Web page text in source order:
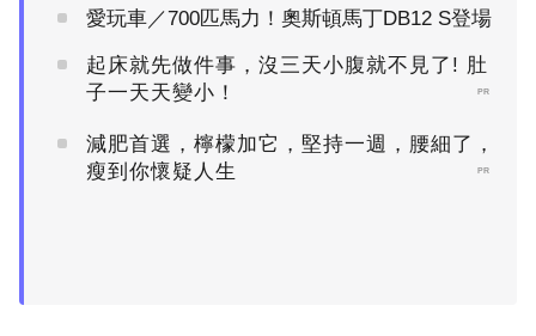
愛玩車／700匹馬力！奧斯頓馬丁DB12 S登場
起床就先做件事，沒三天小腹就不見了! 肚
子一天天變小！
PR
減肥首選，檸檬加它，堅持一週，腰細了，
瘦到你懷疑人生
PR